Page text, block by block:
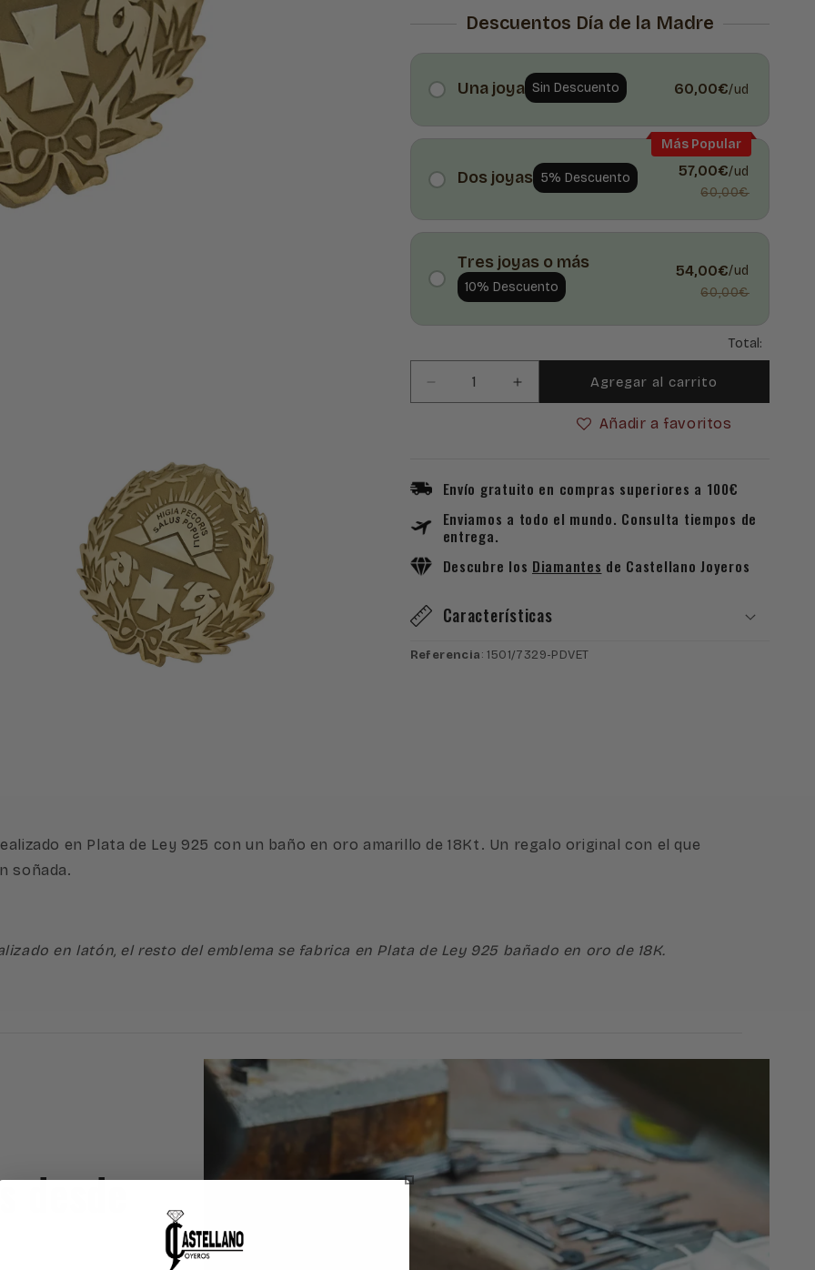
Descuentos Día de la Madre
Una joya Sin Descuento 60,00€/ud
Dos joyas 5% Descuento
Más Popular
57,00€/ud
60,00€
Tres joyas o más
10% Descuento
54,00€/ud
60,00€
Total:
Reducir
cantidad
Profesional
Veterinaria
en
Plata
925
en
Aumentar
cantidad
Profesional
Veterinaria
Plata
925
en
Agregar al carrito
Añadir a favoritos
Envío gratuito en compras superiores a 100€
Enviamos a todo el mundo. Consulta tiempos de
entrega.
Descubre los Diamantes de Castellano Joyeros
Características
Referencia: 1501/7329-PDVET
en Plata de Ley 925 con un baño en oro amarillo de 18Kt. Un regalo original con el que
soñada.
en latón, el resto del emblema se fabrica en Plata de Ley 925 bañado en oro de 18K.
desde